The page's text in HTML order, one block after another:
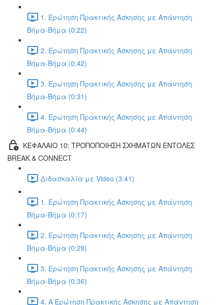
1. Ερώτηση Πρακτικής Άσκησης με Απάντηση
Βήμα-Βήμα (0:22)
2. Ερώτηση Πρακτικής Άσκησης με Απάντηση
Βήμα-Βήμα (0:42)
3. Ερώτηση Πρακτικής Άσκησης με Απάντηση
Βήμα-Βήμα (0:31)
4. Ερώτηση Πρακτικής Άσκησης με Απάντηση
Βήμα-Βήμα (0:44)
ΚΕΦΑΛΑΙΟ 10: ΤΡΟΠΟΠΟΙΗΣΗ ΣΧΗΜΑΤΩΝ ΕΝΤΟΛΕΣ
BREAK & CONNECT
Διδασκαλία με Video (3:41)
1. Ερώτηση Πρακτικής Άσκησης με Απάντηση
Βήμα-Βήμα (0:17)
2. Ερώτηση Πρακτικής Άσκησης με Απάντηση
Βήμα-Βήμα (0:29)
3. Ερώτηση Πρακτικής Άσκησης με Απάντηση
Βήμα-Βήμα (0:36)
4. Α Ερώτηση Πρακτικής Άσκησης με Απάντηση